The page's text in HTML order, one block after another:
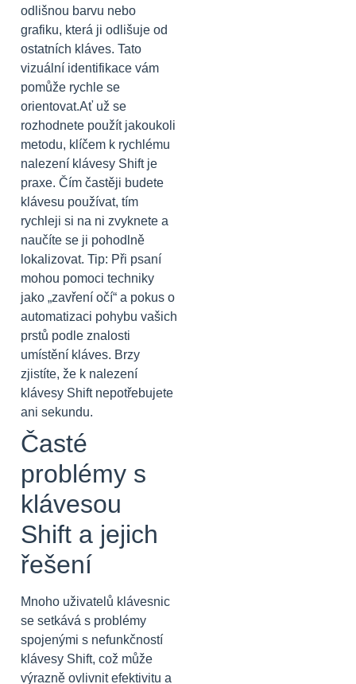
odlišnou barvu nebo
grafiku, která ji odlišuje od
ostatních kláves. Tato
vizuální identifikace vám
pomůže rychle se
orientovat.Ať už se
rozhodnete použít jakoukoli
metodu, klíčem k rychlému
nalezení klávesy Shift je
praxe. Čím častěji budete
klávesu používat, tím
rychleji si na ni zvyknete a
naučíte se ji pohodlně
lokalizovat. Tip: Při psaní
mohou pomoci techniky
jako „zavření očí“ a pokus o
automatizaci pohybu vašich
prstů podle znalosti
umístění kláves. Brzy
zjistíte, že k nalezení
klávesy Shift nepotřebujete
ani sekundu.
Časté
problémy s
klávesou
Shift a jejich
řešení
Mnoho uživatelů klávesnic
se setkává s problémy
spojenými s nefunkčností
klávesy Shift, což může
výrazně ovlivnit efektivitu a